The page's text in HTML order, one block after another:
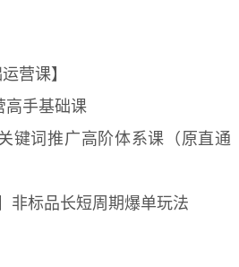
营课】
手基础课
键词推广高阶体系课（原直通
非标品长短周期爆单玩法